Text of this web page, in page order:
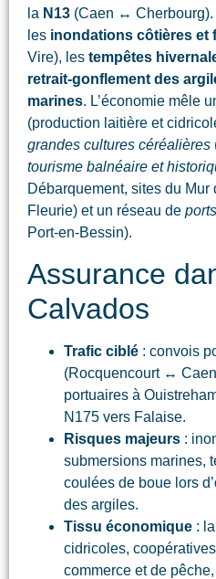
la N13 (Caen ↔ Cherbourg).
les inondations côtières et
Vire), les tempêtes
retrait-gonflement des
marines. L’économie mêle
(production laitière et
grandes cultures céréalières
tourisme balnéaire et
Débarquement, sites du Mur
Fleurie) et un réseau de
Port-en-Bessin).
Assurance
Calvados
Trafic ciblé : convois
(Rocquencourt ↔
portuaires à
N175 vers Falaise.
Risques majeurs :
submersions marines,
coulées de boue lors
des argiles.
Tissu économique :
cidricoles,
commerce et de